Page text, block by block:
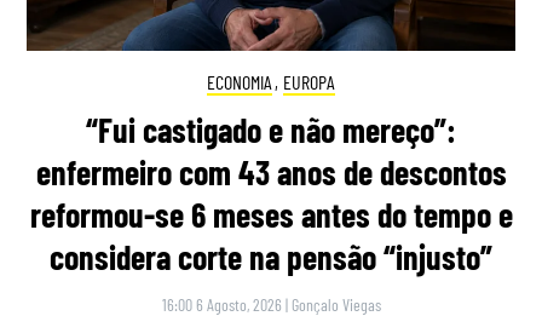
ECONOMIA , EUROPA
“Fui castigado e não mereço”:
enfermeiro com 43 anos de descontos
reformou-se 6 meses antes do tempo e
considera corte na pensão “injusto”
16:00 6 Agosto, 2026 | Gonçalo Viegas